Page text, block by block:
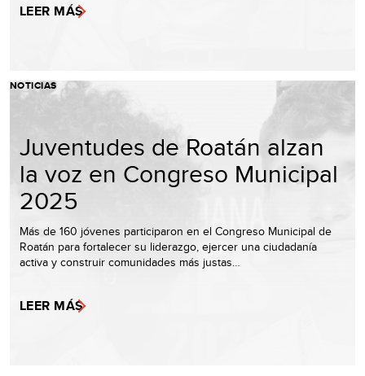
LEER MÁS
NOTICIAS
Juventudes de Roatán alzan
la voz en Congreso Municipal
2025
Más de 160 jóvenes participaron en el Congreso Municipal de
Roatán para fortalecer su liderazgo, ejercer una ciudadanía
activa y construir comunidades más justas…
LEER MÁS